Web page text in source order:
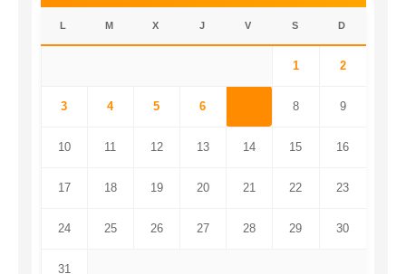
L M X J V S D
1 2
3 4 5 6 8 9
10 11 12 13 14 15 16
17 18 19 20 21 22 23
24 25 26 27 28 29 30
31